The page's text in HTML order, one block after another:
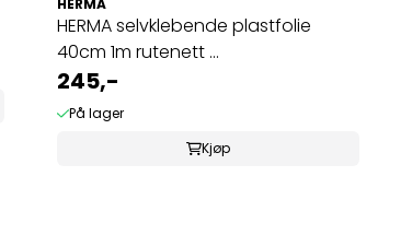
HERMA
HERMA selvklebende plastfolie
40cm 1m rutenett ...
245,-
På lager
Kjøp